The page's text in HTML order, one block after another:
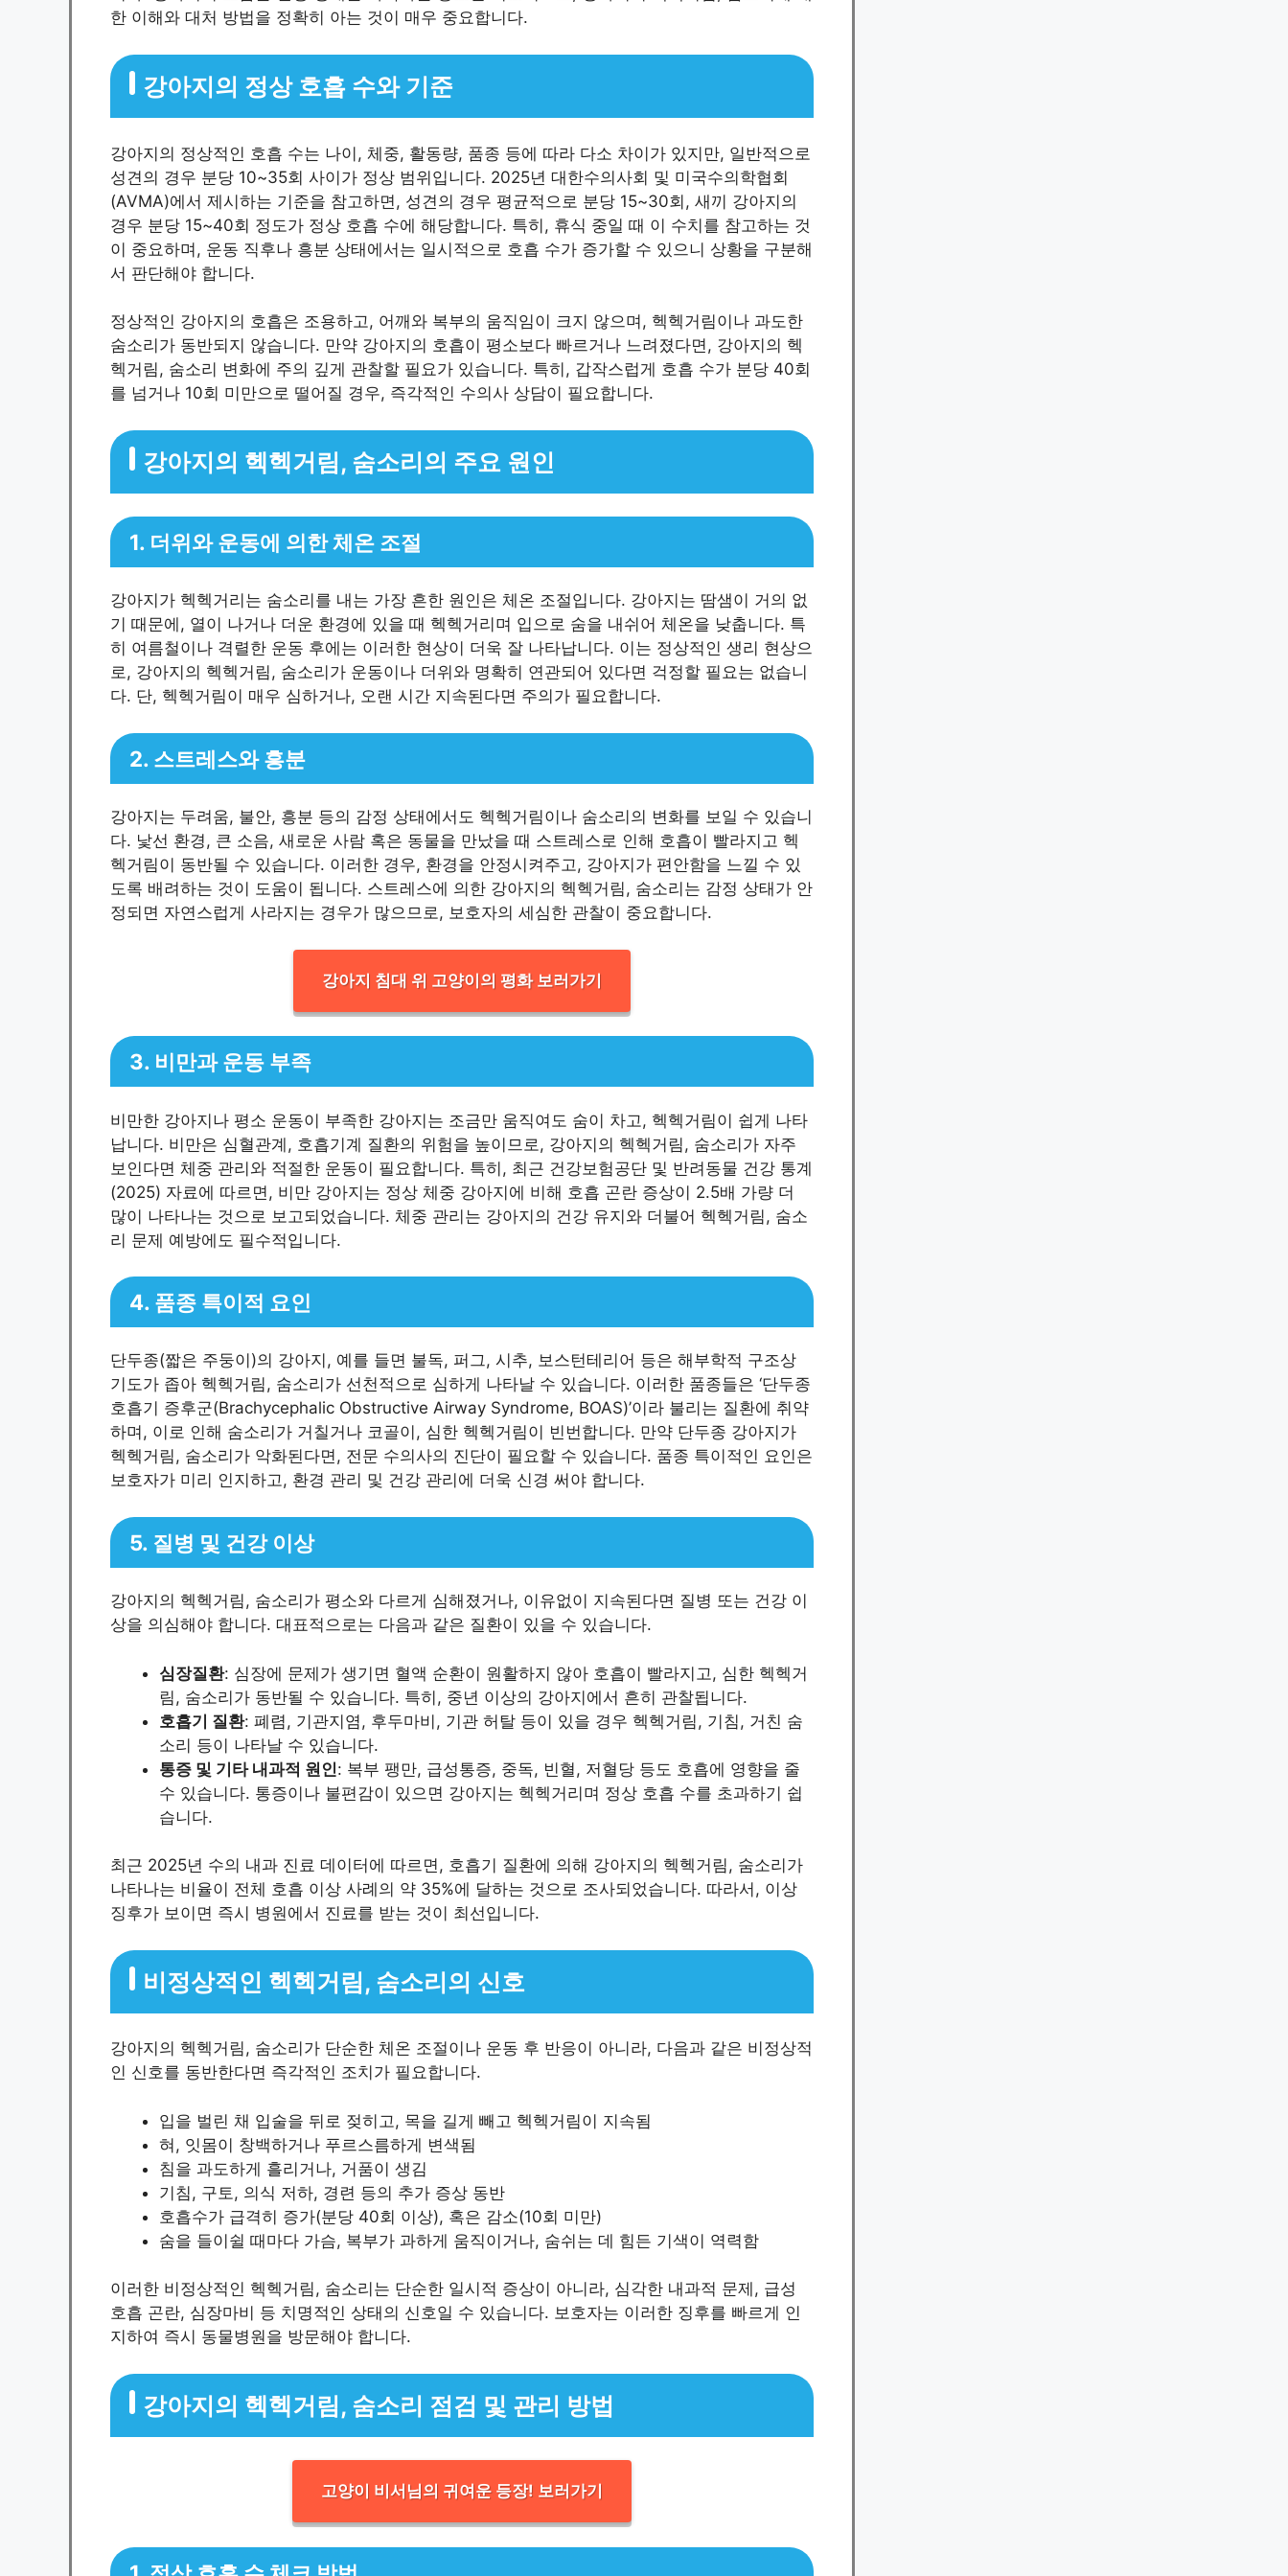
한 이해와 대처 방법을 정확히 아는 것이 매우 중요합니다.
강아지의 정상 호흡 수와 기준
강아지의 정상적인 호흡 수는 나이, 체중, 활동량, 품종 등에 따라 다소 차이가 있지만, 일반적으로
성견의 경우 분당 10~35회 사이가 정상 범위입니다. 2025년 대한수의사회 및 미국수의학협회
(AVMA)에서 제시하는 기준을 참고하면, 성견의 경우 평균적으로 분당 15~30회, 새끼 강아지의
경우 분당 15~40회 정도가 정상 호흡 수에 해당합니다. 특히, 휴식 중일 때 이 수치를 참고하는 것
이 중요하며, 운동 직후나 흥분 상태에서는 일시적으로 호흡 수가 증가할 수 있으니 상황을 구분해
서 판단해야 합니다.
정상적인 강아지의 호흡은 조용하고, 어깨와 복부의 움직임이 크지 않으며, 헥헥거림이나 과도한
숨소리가 동반되지 않습니다. 만약 강아지의 호흡이 평소보다 빠르거나 느려졌다면, 강아지의 헥
헥거림, 숨소리 변화에 주의 깊게 관찰할 필요가 있습니다. 특히, 갑작스럽게 호흡 수가 분당 40회
를 넘거나 10회 미만으로 떨어질 경우, 즉각적인 수의사 상담이 필요합니다.
강아지의 헥헥거림, 숨소리의 주요 원인
1. 더위와 운동에 의한 체온 조절
강아지가 헥헥거리는 숨소리를 내는 가장 흔한 원인은 체온 조절입니다. 강아지는 땀샘이 거의 없
기 때문에, 열이 나거나 더운 환경에 있을 때 헥헥거리며 입으로 숨을 내쉬어 체온을 낮춥니다. 특
히 여름철이나 격렬한 운동 후에는 이러한 현상이 더욱 잘 나타납니다. 이는 정상적인 생리 현상으
로, 강아지의 헥헥거림, 숨소리가 운동이나 더위와 명확히 연관되어 있다면 걱정할 필요는 없습니
다. 단, 헥헥거림이 매우 심하거나, 오랜 시간 지속된다면 주의가 필요합니다.
2. 스트레스와 흥분
강아지는 두려움, 불안, 흥분 등의 감정 상태에서도 헥헥거림이나 숨소리의 변화를 보일 수 있습니
다. 낯선 환경, 큰 소음, 새로운 사람 혹은 동물을 만났을 때 스트레스로 인해 호흡이 빨라지고 헥
헥거림이 동반될 수 있습니다. 이러한 경우, 환경을 안정시켜주고, 강아지가 편안함을 느낄 수 있
도록 배려하는 것이 도움이 됩니다. 스트레스에 의한 강아지의 헥헥거림, 숨소리는 감정 상태가 안
정되면 자연스럽게 사라지는 경우가 많으므로, 보호자의 세심한 관찰이 중요합니다.
강아지 침대 위 고양이의 평화 보러가기
3. 비만과 운동 부족
비만한 강아지나 평소 운동이 부족한 강아지는 조금만 움직여도 숨이 차고, 헥헥거림이 쉽게 나타
납니다. 비만은 심혈관계, 호흡기계 질환의 위험을 높이므로, 강아지의 헥헥거림, 숨소리가 자주
보인다면 체중 관리와 적절한 운동이 필요합니다. 특히, 최근 건강보험공단 및 반려동물 건강 통계
(2025) 자료에 따르면, 비만 강아지는 정상 체중 강아지에 비해 호흡 곤란 증상이 2.5배 가량 더
많이 나타나는 것으로 보고되었습니다. 체중 관리는 강아지의 건강 유지와 더불어 헥헥거림, 숨소
리 문제 예방에도 필수적입니다.
4. 품종 특이적 요인
단두종(짧은 주둥이)의 강아지, 예를 들면 불독, 퍼그, 시추, 보스턴테리어 등은 해부학적 구조상
기도가 좁아 헥헥거림, 숨소리가 선천적으로 심하게 나타날 수 있습니다. 이러한 품종들은 ‘단두종
호흡기 증후군(Brachycephalic Obstructive Airway Syndrome, BOAS)’이라 불리는 질환에 취약
하며, 이로 인해 숨소리가 거칠거나 코골이, 심한 헥헥거림이 빈번합니다. 만약 단두종 강아지가
헥헥거림, 숨소리가 악화된다면, 전문 수의사의 진단이 필요할 수 있습니다. 품종 특이적인 요인은
보호자가 미리 인지하고, 환경 관리 및 건강 관리에 더욱 신경 써야 합니다.
5. 질병 및 건강 이상
강아지의 헥헥거림, 숨소리가 평소와 다르게 심해졌거나, 이유없이 지속된다면 질병 또는 건강 이
상을 의심해야 합니다. 대표적으로는 다음과 같은 질환이 있을 수 있습니다.
심장질환: 심장에 문제가 생기면 혈액 순환이 원활하지 않아 호흡이 빨라지고, 심한 헥헥거
림, 숨소리가 동반될 수 있습니다. 특히, 중년 이상의 강아지에서 흔히 관찰됩니다.
호흡기 질환: 폐렴, 기관지염, 후두마비, 기관 허탈 등이 있을 경우 헥헥거림, 기침, 거친 숨
소리 등이 나타날 수 있습니다.
통증 및 기타 내과적 원인: 복부 팽만, 급성통증, 중독, 빈혈, 저혈당 등도 호흡에 영향을 줄
수 있습니다. 통증이나 불편감이 있으면 강아지는 헥헥거리며 정상 호흡 수를 초과하기 쉽
습니다.
최근 2025년 수의 내과 진료 데이터에 따르면, 호흡기 질환에 의해 강아지의 헥헥거림, 숨소리가
나타나는 비율이 전체 호흡 이상 사례의 약 35%에 달하는 것으로 조사되었습니다. 따라서, 이상
징후가 보이면 즉시 병원에서 진료를 받는 것이 최선입니다.
비정상적인 헥헥거림, 숨소리의 신호
강아지의 헥헥거림, 숨소리가 단순한 체온 조절이나 운동 후 반응이 아니라, 다음과 같은 비정상적
인 신호를 동반한다면 즉각적인 조치가 필요합니다.
입을 벌린 채 입술을 뒤로 젖히고, 목을 길게 빼고 헥헥거림이 지속됨
혀, 잇몸이 창백하거나 푸르스름하게 변색됨
침을 과도하게 흘리거나, 거품이 생김
기침, 구토, 의식 저하, 경련 등의 추가 증상 동반
호흡수가 급격히 증가(분당 40회 이상), 혹은 감소(10회 미만)
숨을 들이쉴 때마다 가슴, 복부가 과하게 움직이거나, 숨쉬는 데 힘든 기색이 역력함
이러한 비정상적인 헥헥거림, 숨소리는 단순한 일시적 증상이 아니라, 심각한 내과적 문제, 급성
호흡 곤란, 심장마비 등 치명적인 상태의 신호일 수 있습니다. 보호자는 이러한 징후를 빠르게 인
지하여 즉시 동물병원을 방문해야 합니다.
강아지의 헥헥거림, 숨소리 점검 및 관리 방법
고양이 비서님의 귀여운 등장! 보러가기